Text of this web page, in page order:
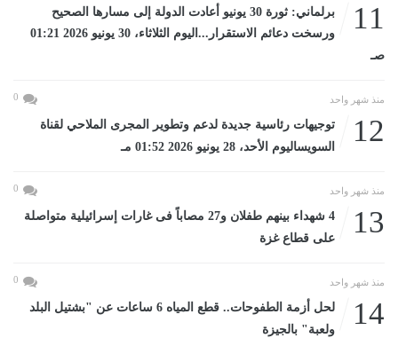
11
برلماني: ثورة 30 يونيو أعادت الدولة إلى مسارها الصحيح
ورسخت دعائم الاستقرار...اليوم الثلاثاء، 30 يونيو 2026 01:21
صـ
منذ شهر واحد 0
12
توجيهات رئاسية جديدة لدعم وتطوير المجرى الملاحي لقناة
السويساليوم الأحد، 28 يونيو 2026 01:52 مـ
منذ شهر واحد 0
13
4 شهداء بينهم طفلان و27 مصاباً فى غارات إسرائيلية متواصلة
على قطاع غزة
منذ شهر واحد 0
14
لحل أزمة الطفوحات.. قطع المياه 6 ساعات عن "بشتيل البلد
ولعبة" بالجيزة